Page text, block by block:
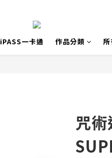
iPASS一卡通 作品分類
咒